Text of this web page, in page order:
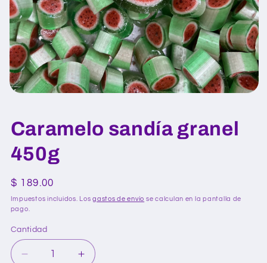
1
en
ventana
modal
Caramelo sandía granel
450g
Precio
habitual
$ 189.00
Impuestos incluidos. Losgastos de envío se calculan en la pantalla de
pago.
Cantidad
Reducir
Aumentar